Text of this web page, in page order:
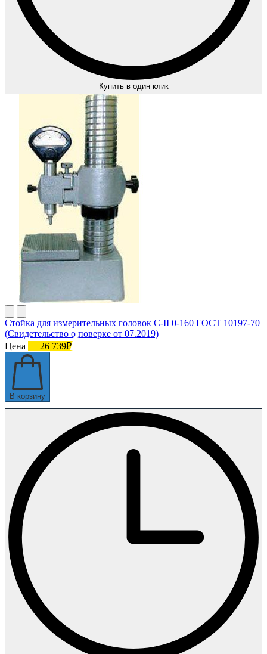
Купить в один клик
Стойка для измерительных головок С-II 0-160 ГОСТ 10197-70
(Свидетельство о поверке от 07.2019)
Цена
26 739₽
В корзину